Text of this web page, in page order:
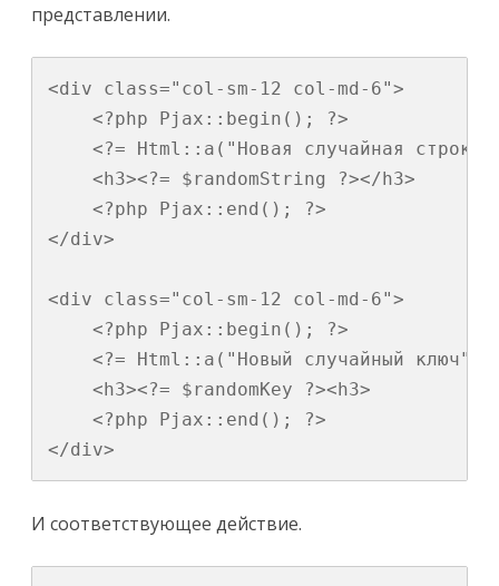
представлении.
<div class="col-sm-12 col-md-6">
    <?php Pjax::begin(); ?>
<?= Html::a("Новая случайная
    <h3><?= $randomString ?></h3>
    <?php Pjax::end(); ?>
</div>
<div class="col-sm-12 col-md-6">
    <?php Pjax::begin(); ?>
<?= Html::a("Новый случайный ключ",
    <h3><?= $randomKey ?><h3>
    <?php Pjax::end(); ?>
</div>
И соответствующее действие.